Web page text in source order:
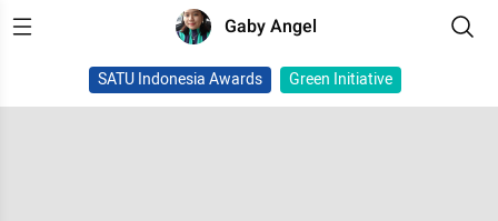
Gaby Angel
SATU Indonesia Awards Green Initiative